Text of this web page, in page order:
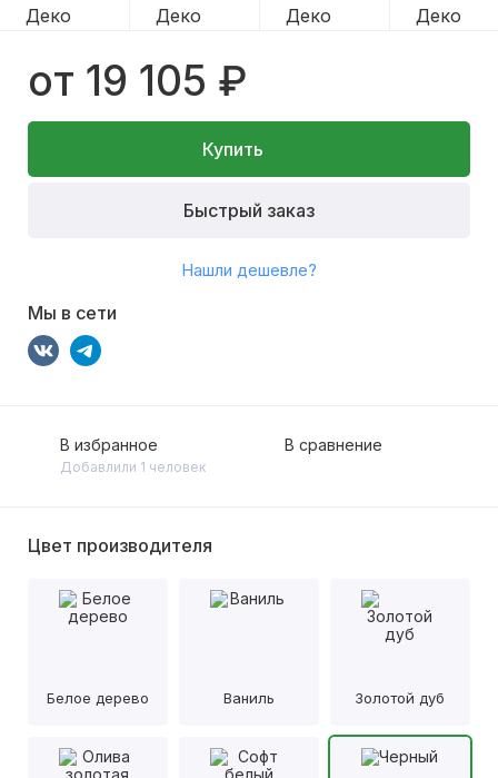
от 19 105 ₽
Купить
Быстрый заказ
Нашли дешевле?
Мы в сети
В избранное
Добавлили 1 человек
В сравнение
Цвет производителя
Белое дерево Ваниль Золотой дуб